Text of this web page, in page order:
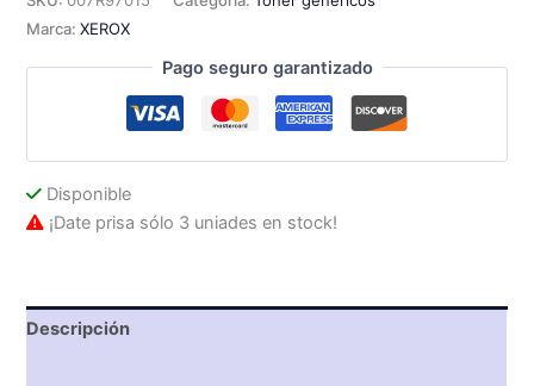
HP
Q6471A
Marca:XEROX
Pago seguro garantizado
Disponible
¡Date prisa sólo 3 uniades en stock!
Descripción